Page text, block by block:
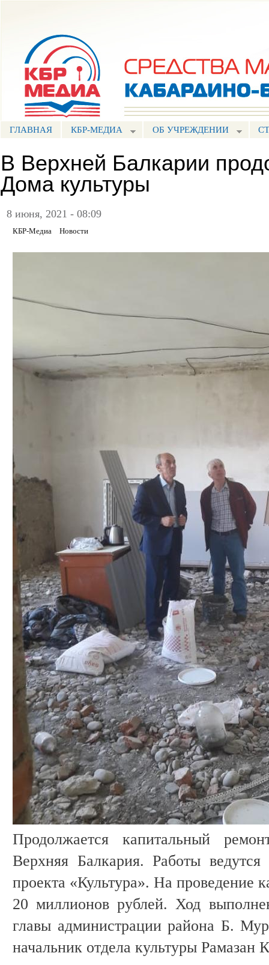
ГЛАВНАЯ КБР-МЕДИА ОБ УЧРЕЖДЕНИИ
В Верхней Балкарии
Дома культуры
8 июня, 2021 - 08:09
КБР-Медиа Новости
Продолжается капитальный
Верхняя Балкария. Работы
проекта «Культура». На проведение
20 миллионов рублей. Ход
главы администрации района Б.
начальник отдела культуры Рамазан